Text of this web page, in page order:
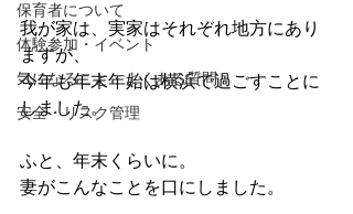
保育者について
体験参加・イベント
気になること・よくある質問
安全・リスク管理
我が家は、実家はそれぞれ地方にあり
ますが、
今年も年末年始は横浜で過ごすことに
しました。
ふと、年末くらいに。
妻がこんなことを口にしました。